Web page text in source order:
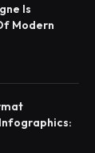
Is
Modern